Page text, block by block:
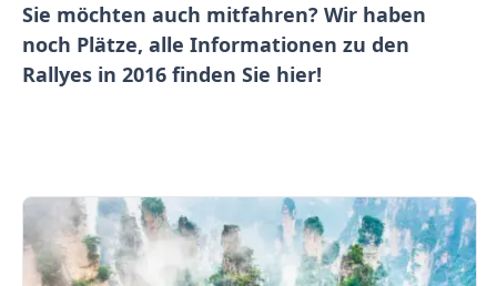
Sie möchten auch mitfahren? Wir haben
noch Plätze, alle Informationen zu den
Rallyes in 2016 finden Sie hier!